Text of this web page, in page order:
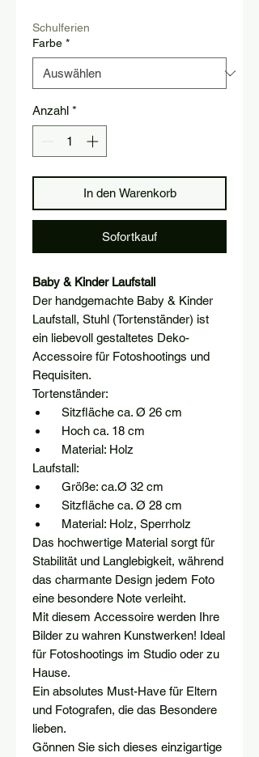
Schulferien
Farbe *
Anzahl *
In den Warenkorb
Sofortkauf
Baby & Kinder Laufstall
Der handgemachte Baby & Kinder
Laufstall, Stuhl (Tortenständer) ist
ein liebevoll gestaltetes Deko-
Accessoire für Fotoshootings und
Requisiten.
Tortenständer:
Sitzfläche ca. Ø 26 cm
Hoch ca. 18 cm
Material: Holz
Laufstall:
Größe: ca.Ø 32 cm
Sitzfläche ca. Ø 28 cm
Material: Holz, Sperrholz
Das hochwertige Material sorgt für
Stabilität und Langlebigkeit, während
das charmante Design jedem Foto
eine besondere Note verleiht.
Mit diesem Accessoire werden Ihre
Bilder zu wahren Kunstwerken! Ideal
für Fotoshootings im Studio oder zu
Hause.
Ein absolutes Must-Have für Eltern
und Fotografen, die das Besondere
lieben.
Gönnen Sie sich dieses einzigartige